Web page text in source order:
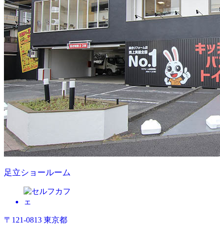
足立ショールーム
〒121-0813 東京都